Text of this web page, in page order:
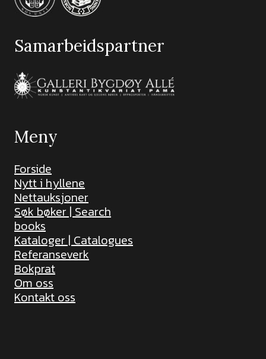
Samarbeidspartner
Meny
Forside
Nytt i hyllene
Nettauksjoner
Søk bøker | Search
books
Kataloger | Catalogues
Referanseverk
Bokprat
Om oss
Kontakt oss